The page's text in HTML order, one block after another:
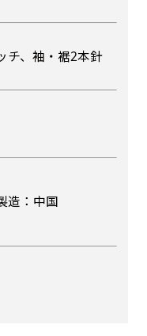
チ、袖・裾2本針
造：中国
作れます。
宣伝効果UP!
作れます。
宣伝効果UP!